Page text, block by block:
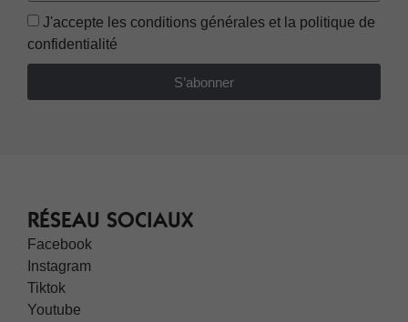
J'accepte les conditions générales et la politique de
confidentialité
S’abonner
RÉSEAU SOCIAUX
Facebook
Instagram
Tiktok
Youtube